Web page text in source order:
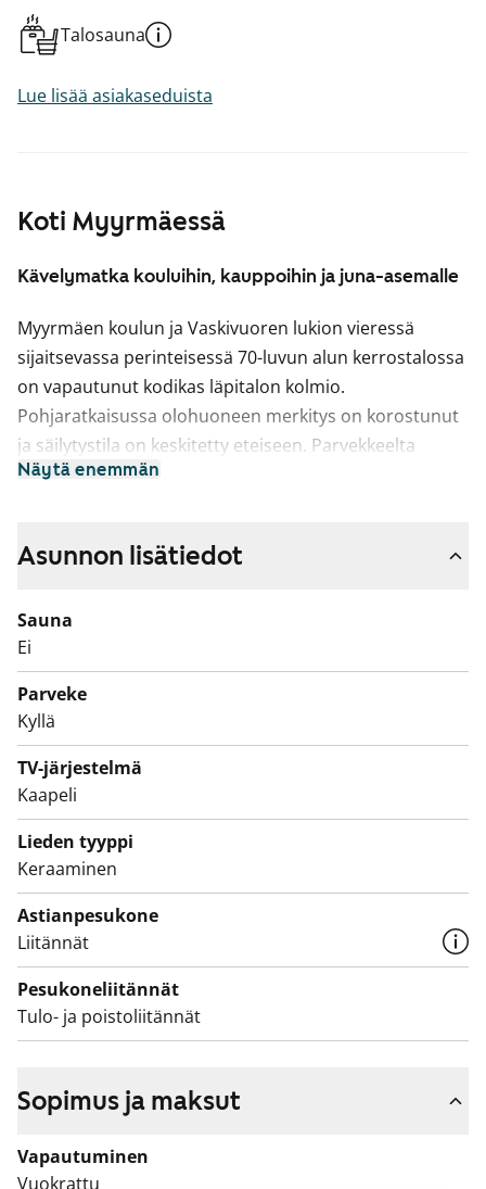
Koti Myyrmäessä
Kävelymatka kouluihin, kauppoihin ja juna-asemalle
Myyrmäen koulun ja Vaskivuoren lukion vieressä
sijaitsevassa perinteisessä 70-luvun alun kerrostalossa
on vapautunut kodikas läpitalon kolmio.
Pohjaratkaisussa olohuoneen merkitys on korostunut
ja säilytystila on keskitetty eteiseen. Parvekkeelta
avautuu näkymä länteen vehreän pihan puolelle ja
kauttaaltaan kaakeloitu.
Näytä enemmän
Talosauna
Lue lisää asiakaseduista
Asunnon lisätiedot
Sauna
Ei
Parveke
Kyllä
TV-järjestelmä
Kaapeli
Lieden tyyppi
Keraaminen
Astianpesukone
Liitännät
Pesukoneliitännät
Tulo- ja poistoliitännät
Sopimus ja maksut
Vapautuminen
Vuokrattu